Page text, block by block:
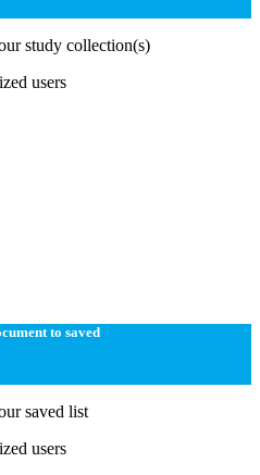
study collection(s)
users
to saved
saved list
users